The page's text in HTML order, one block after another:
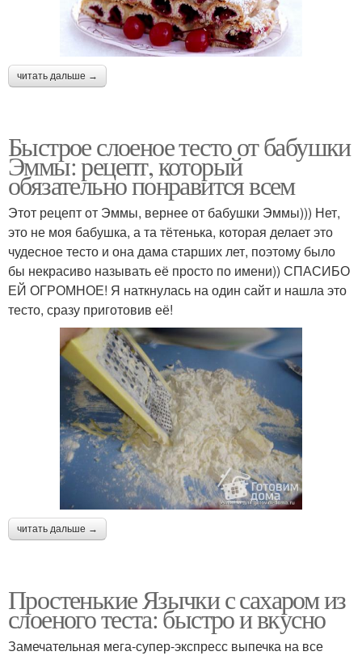
читать дальше →
Быстрое слоеное тесто от бабушки
Эммы: рецепт, который
обязательно понравится всем
Этот рецепт от Эммы, вернее от бабушки Эммы))) Нет,
это не моя бабушка, а та тётенька, которая делает это
чудесное тесто и она дама старших лет, поэтому было
бы некрасиво называть её просто по имени)) СПАСИБО
ЕЙ ОГРОМНОЕ! Я наткнулась на один сайт и нашла это
тесто, сразу приготовив её!
читать дальше →
Простенькие Язычки с сахаром из
слоеного теста: быстро и вкусно
Замечательная мега-супер-экспресс выпечка на все